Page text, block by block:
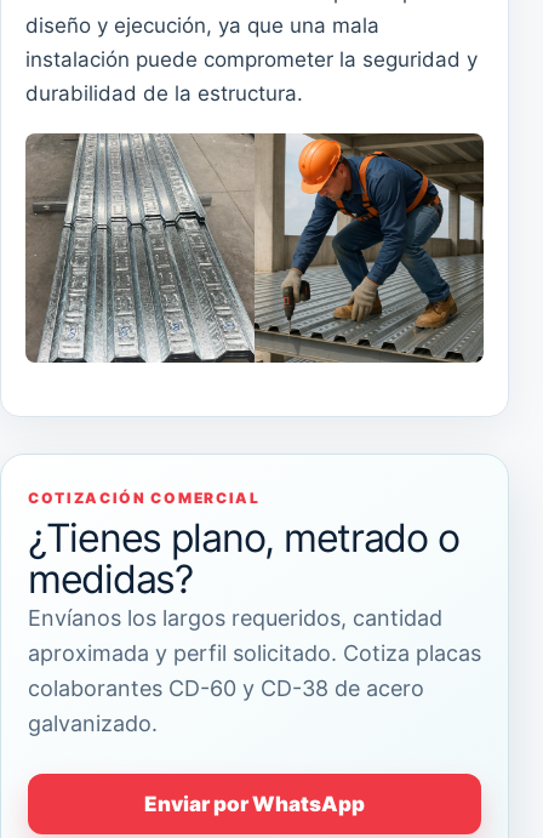
diseño y ejecución, ya que una mala
instalación puede comprometer la seguridad y
durabilidad de la estructura.
COTIZACIÓN COMERCIAL
¿Tienes plano, metrado o
medidas?
Envíanos los largos requeridos, cantidad
aproximada y perfil solicitado. Cotiza placas
colaborantes CD-60 y CD-38 de acero
galvanizado.
Enviar por WhatsApp